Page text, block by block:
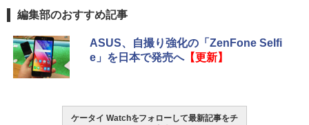
編集部のおすすめ記事
ASUS、自撮り強化の「ZenFone Selfi
e」を日本で発売へ【更新】
ケータイ Watchをフォローして最新記事をチ